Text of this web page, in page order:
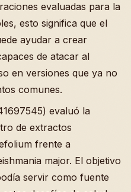
evaluadas para la
esto significa que el
ayudar a crear
de atacar al
en versiones que ya no
comunes.
evaluó la
de extractos
frente a
major. El objetivo
servir como fuente